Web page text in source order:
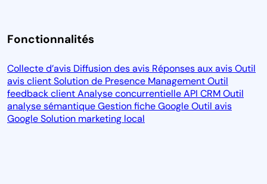
Fonctionnalités
Collecte d’avis Diffusion des avis Réponses aux avisOutil
avis clientSolution de Presence ManagementOutil
feedback clientAnalyse concurrentielleAPI CRMOutil
analyse sémantiqueGestion fiche GoogleOutil avis
GoogleSolution marketing local